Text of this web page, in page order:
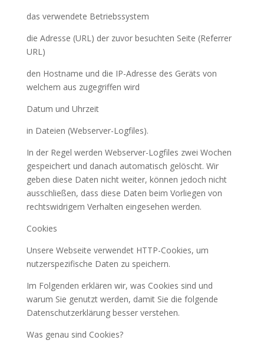
das verwendete Betriebssystem
die Adresse (URL) der zuvor besuchten Seite (Referrer
URL)
den Hostname und die IP-Adresse des Geräts von
welchem aus zugegriffen wird
Datum und Uhrzeit
in Dateien (Webserver-Logfiles).
In der Regel werden Webserver-Logfiles zwei Wochen
gespeichert und danach automatisch gelöscht. Wir
geben diese Daten nicht weiter, können jedoch nicht
ausschließen, dass diese Daten beim Vorliegen von
rechtswidrigem Verhalten eingesehen werden.
Cookies
Unsere Webseite verwendet HTTP-Cookies, um
nutzerspezifische Daten zu speichern.
Im Folgenden erklären wir, was Cookies sind und
warum Sie genutzt werden, damit Sie die folgende
Datenschutzerklärung besser verstehen.
Was genau sind Cookies?